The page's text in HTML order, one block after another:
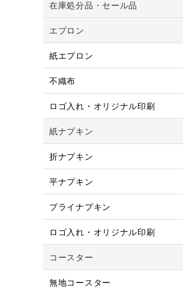
在庫処分品・セール品
エプロン
紙エプロン
不織布
ロゴ入れ・オリジナル印刷
紙ナプキン
折ナプキン
平ナプキン
プライナプキン
ロゴ入れ・オリジナル印刷
コースター
無地コースター